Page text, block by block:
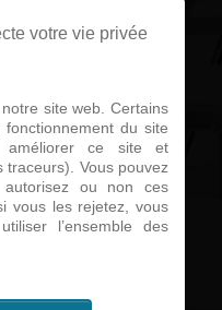
votre vie privée
site web. Certains
fonctionnement du site
améliorer ce site et
traceurs). Vous pouvez
ou non ces
vous les rejetez, vous
l’ensemble des